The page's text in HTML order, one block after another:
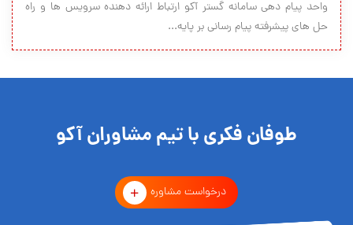
واحد پیام دهی سامانه گستر آکو ارتباط ارائه دهنده سرویس ها و راه
حل های پیشرفته پیام رسانی بر پایه...
طوفان فکری با تیم مشاوران آکو
درخواست مشاوره